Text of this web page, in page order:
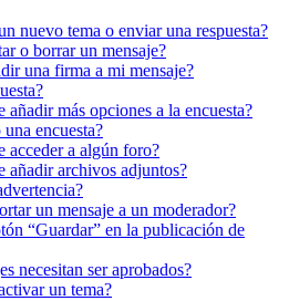
nuevo tema o enviar una respuesta?
o borrar un mensaje?
una firma a mi mensaje?
añadir más opciones a la encuesta?
encuesta?
acceder a algún foro?
añadir archivos adjuntos?
un mensaje a un moderador?
“Guardar” en la publicación de
necesitan ser aprobados?
un tema?